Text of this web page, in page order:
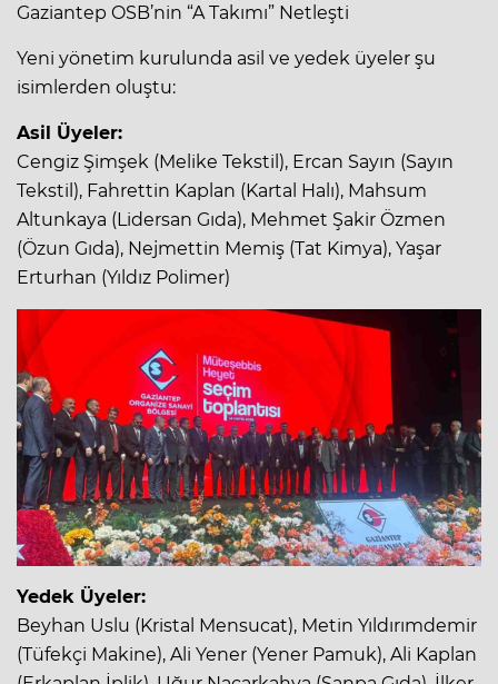
Gaziantep OSB’nin “A Takımı” Netleşti
Yeni yönetim kurulunda asil ve yedek üyeler şu
isimlerden oluştu:
Asil Üyeler:
Cengiz Şimşek (Melike Tekstil), Ercan Sayın (Sayın
Tekstil), Fahrettin Kaplan (Kartal Halı), Mahsum
Altunkaya (Lidersan Gıda), Mehmet Şakir Özmen
(Özun Gıda), Nejmettin Memiş (Tat Kimya), Yaşar
Erturhan (Yıldız Polimer)
Yedek Üyeler:
Beyhan Uslu (Kristal Mensucat), Metin Yıldırımdemir
(Tüfekçi Makine), Ali Yener (Yener Pamuk), Ali Kaplan